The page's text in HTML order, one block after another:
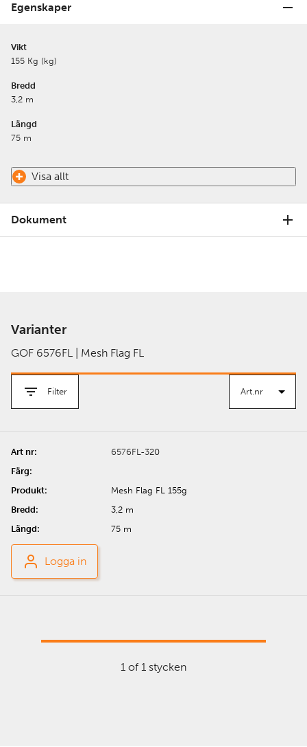
Egenskaper
Vikt
155 Kg (kg)
Bredd
3,2 m
Längd
75 m
Visa allt
Dokument
Varianter
GOF 6576FL | Mesh Flag FL
Filter
6576FL-320
Mesh Flag FL 155g
3,2 m
75 m
Logga in
1 of 1 stycken